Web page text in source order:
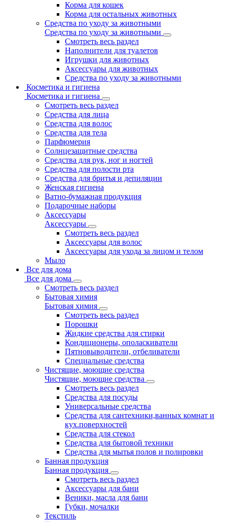
Корма для кошек
Корма для остальных животных
Средства по уходу за животными
Средства по уходу за животными
Смотреть весь раздел
Наполнители для туалетов
Игрушки для животных
Аксессуары для животных
Средства по уходу за животными
Косметика и гигиена
Косметика и гигиена
Смотреть весь раздел
Средства для лица
Средства для волос
Средства для тела
Парфюмерия
Солнцезащитные средства
Средства для рук, ног и ногтей
Средства для полости рта
Средства для бритья и депиляции
Женская гигиена
Ватно-бумажная продукция
Подарочные наборы
Аксессуары
Аксессуары
Смотреть весь раздел
Аксессуары для волос
Аксессуары для ухода за лицом и телом
Мыло
Все для дома
Все для дома
Смотреть весь раздел
Бытовая химия
Бытовая химия
Смотреть весь раздел
Порошки
Жидкие средства для стирки
Кондиционеры, ополаскиватели
Пятновыводители, отбеливатели
Специальные средства
Чистящие, моющие средства
Чистящие, моющие средства
Смотреть весь раздел
Средства для посуды
Универсальные средства
Средства для сантехники,ванных комнат и
кух.поверхностей
Средства для стекол
Средства для бытовой техники
Средства для мытья полов и полировки
Банная продукция
Банная продукция
Смотреть весь раздел
Аксессуары для бани
Веники, масла для бани
Губки, мочалки
Текстиль